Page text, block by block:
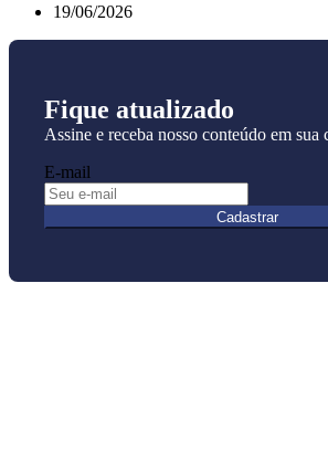
19/06/2026
Fique atualizado
Assine e receba nosso conteúdo em sua
E-mail
Cadastrar